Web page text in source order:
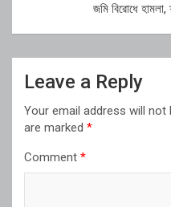
জমি বিরোধে
Leave a Reply
Your email address will not
are marked *
Comment *